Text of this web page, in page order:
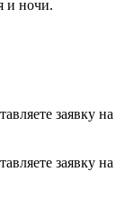
и ночи.
заявку на
заявку на